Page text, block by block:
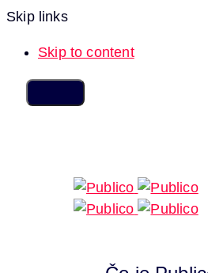
Skip links
Skip to content